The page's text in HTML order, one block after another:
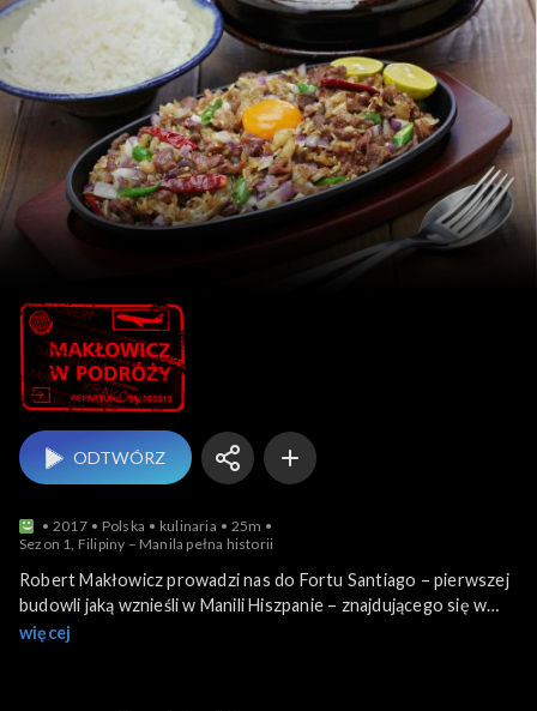
Makłowicz w podróży
ODTWÓRZ
2017 Polska kulinaria
25m
Sezon 1, Filipiny – Manila pełna historii
Robert Makłowicz prowadzi nas do Fortu Santiago – pierwszej
budowli jaką wznieśli w Manili Hiszpanie – znajdującego się w
dzisiejszej dzielnicy Intramuros. Po Hiszpanach władcami Filipin
więcej